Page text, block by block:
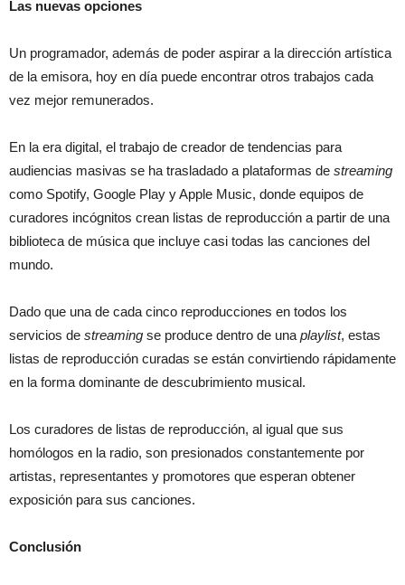
Las nuevas opciones
Un programador, además de poder aspirar a la dirección artística
de la emisora, hoy en día puede encontrar otros trabajos cada
vez mejor remunerados.
En la era digital, el trabajo de creador de tendencias para
audiencias masivas se ha trasladado a plataformas de streaming
como Spotify, Google Play y Apple Music, donde equipos de
curadores incógnitos crean listas de reproducción a partir de una
biblioteca de música que incluye casi todas las canciones del
mundo.
Dado que una de cada cinco reproducciones en todos los
servicios de streaming se produce dentro de unaplaylist, estas
listas de reproducción curadas se están convirtiendo rápidamente
en la forma dominante de descubrimiento musical.
Los curadores de listas de reproducción, al igual que sus
homólogos en la radio, son presionados constantemente por
artistas, representantes y promotores que esperan obtener
exposición para sus canciones.
Conclusión